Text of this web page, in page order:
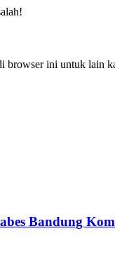
browser ini untuk lain
Bandung